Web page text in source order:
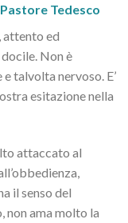
Tedesco
attento ed
docile. Non è
talvolta nervoso. E’
esitazione nella
attaccato al
il senso del
non ama molto la